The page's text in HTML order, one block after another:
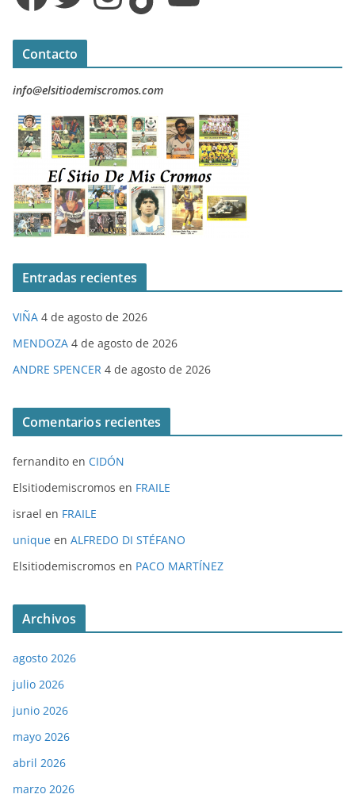
Contacto
info@elsitiodemiscromos.com
Entradas recientes
VIÑA 4 de agosto de 2026
MENDOZA 4 de agosto de 2026
ANDRE SPENCER 4 de agosto de 2026
Comentarios recientes
fernandito en CIDÓN
Elsitiodemiscromos en FRAILE
israel en FRAILE
unique en ALFREDO DI STÉFANO
Elsitiodemiscromos en PACO MARTÍNEZ
Archivos
agosto 2026
julio 2026
junio 2026
mayo 2026
abril 2026
marzo 2026